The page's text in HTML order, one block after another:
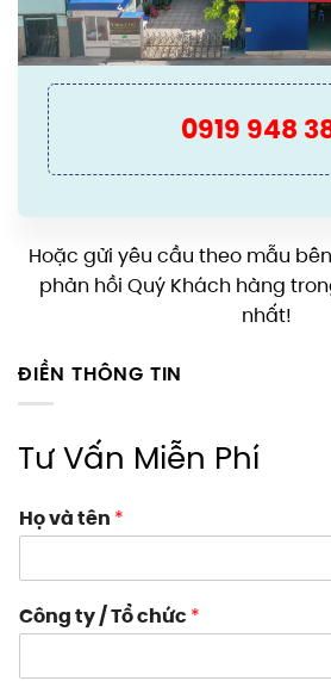
0919 948
Hoặc gửi yêu cầu theo mẫu
phản hồi Quý Khách hàng
nhất!
ĐIỀN THÔNG TIN
Tư Vấn Miễn Phí
Họ và tên *
Công ty / Tổ chức *